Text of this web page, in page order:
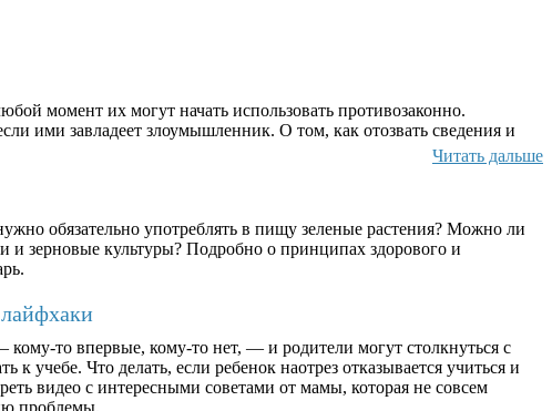
момент их могут начать использовать противозаконно.
ими завладеет злоумышленник. О том, как отозвать сведения и
Читать дальше
обязательно употреблять в пищу зеленые растения? Можно ли
и зерновые культуры? Подробно о принципах здорового и
то впервые, кому-то нет, — и родители могут столкнуться с
к учебе. Что делать, если ребенок наотрез отказывается учиться и
видео с интересными советами от мамы, которая не совсем
проблемы.